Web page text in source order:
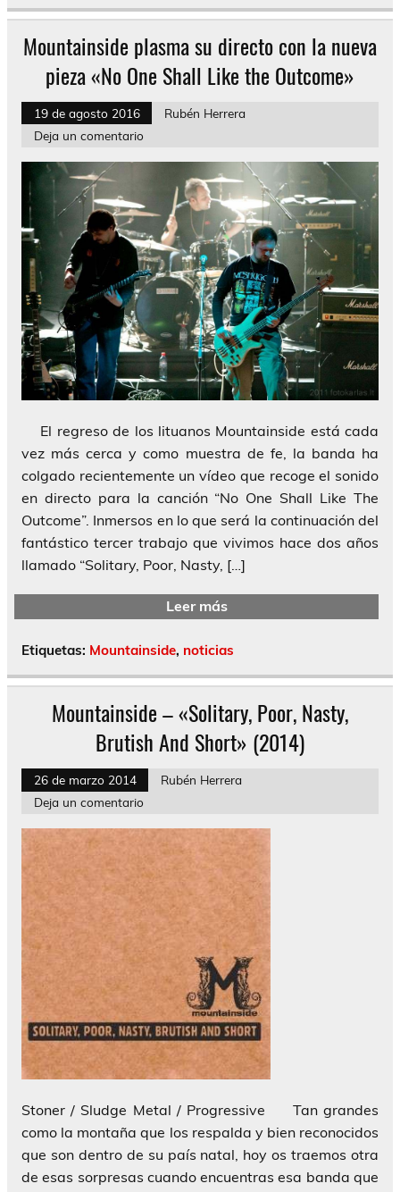
Mountainside plasma su directo con la nueva
pieza «No One Shall Like the Outcome»
19 de agosto 2016
Rubén Herrera
Deja un comentario
El regreso de los lituanos Mountainside está cada
vez más cerca y como muestra de fe, la banda ha
colgado recientemente un vídeo que recoge el sonido
en directo para la canción “No One Shall Like The
Outcome”. Inmersos en lo que será la continuación del
fantástico tercer trabajo que vivimos hace dos años
llamado “Solitary, Poor, Nasty, […]
Leer más
Etiquetas: Mountainside, noticias
Mountainside – «Solitary, Poor, Nasty,
Brutish And Short» (2014)
26 de marzo 2014
Rubén Herrera
Deja un comentario
Stoner / Sludge Metal / Progressive Tan grandes
como la montaña que los respalda y bien reconocidos
que son dentro de su país natal, hoy os traemos otra
de esas sorpresas cuando encuentras esa banda que